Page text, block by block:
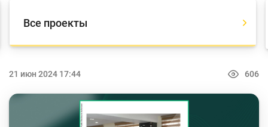
Олимпиады и чемпионаты
Все проекты
21 июн 2024 17:44 606